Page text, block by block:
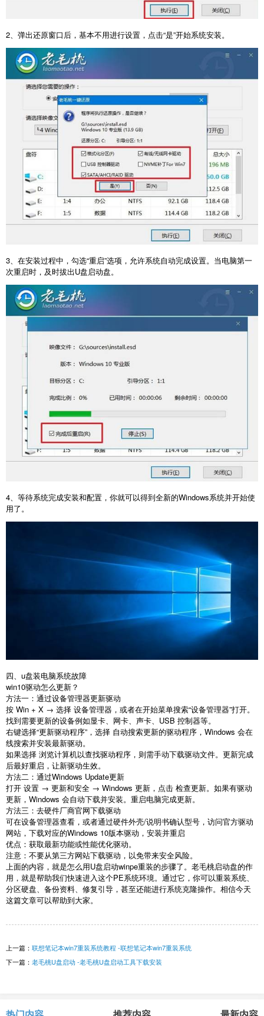
2、弹出还原窗口后，基本不用进行设置，点击“是”开始系统安装。
3 、在安装过程中，勾选“重启”选项，允许系统自动完成设置。当电脑第一
次重启时，及时拔出U盘启动盘。
4、等待系统完成安装和配置，你就可以得到全新的Windows系统并开始使
用了。
四、u盘装电脑系统故障
win10驱动怎么更新？
方法一：通过设备管理器更新驱动
按 Win + X → 选择 设备管理器，或者在开始菜单搜索“设备管理器”打开。
找到需要更新的设备例如显卡、网卡、声卡、 USB 控制器等。
右键选择“更新驱动程序”，选择 自动搜索更新的驱动程序， Windows 会在
线搜索并安装最新驱动。
如果选择 浏览计算机以查找驱动程序，则需手动下载驱动文件。更新完成
后最好重启，让新驱动生效。
方法二：通过Windows Update更新
打开 设置 → 更新和安全 → Windows 更新，点击 检查更新。如果有驱动
更新， Windows 会自动下载并安装。重启电脑完成更新。
方法三：去硬件厂商官网下载驱动
可在设备管理器查看，或者通过硬件外壳/说明书确认型号，访问官方驱动
网站，下载对应的Windows 10版本驱动，安装并重启
优点：获取最新功能或性能优化驱动。
注意：不要从第三方网站下载驱动，以免带来安全风险。
上面的内容，就是怎么用U盘启动winpe重装的步骤了。老毛桃启动盘的作
用，就是帮助我们快速进入这个PE系统环境。通过它，你可以重装系统、
分区硬盘、备份资料、修复引导，甚至还能进行系统克隆操作。相信今天
这篇文章可以帮助到大家。
上一篇： 联想笔记本win7重装系统教程 -联想笔记本win7重装系统
下一篇： 老毛桃U盘启动 -老毛桃U盘启动工具下载安装